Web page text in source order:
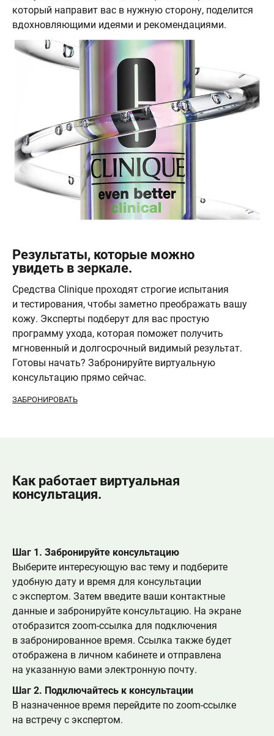
который направит вас в нужную сторону, поделится
вдохновляющими идеями и рекомендациями.
Результаты, которые можно
увидеть в зеркале.
Средства Clinique проходят строгие испытания
и тестирования, чтобы заметно преображать вашу
кожу. Эксперты подберут для вас простую
программу ухода, которая поможет получить
мгновенный и долгосрочный видимый результат.
Готовы начать? Забронируйте виртуальную
консультацию прямо сейчас.
ЗАБРОНИРОВАТЬ
Как работает виртуальная
консультация.
Шаг 1. Забронируйте консультацию
Выберите интересующую вас тему и подберите
удобную дату и время для консультации
с экспертом. Затем введите ваши контактные
данные и забронируйте консультацию. На экране
отобразится zoom-ссылка для подключения
в забронированное время. Ссылка также будет
отображена в личном кабинете и отправлена
на указанную вами электронную почту.
Шаг 2. Подключайтесь к консультации
В назначенное время перейдите по zoom-ссылке
на встречу с экспертом.